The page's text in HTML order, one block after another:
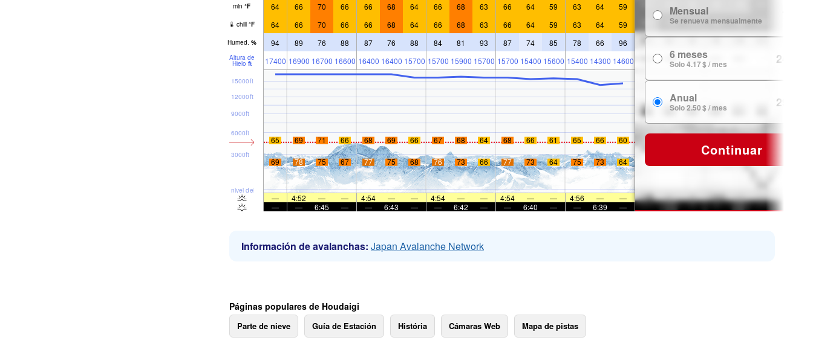
min °F 64 66 70 66 66 68 64 66 68 63 66 64 59 63 64 59
chill °F 64 66 70 66 66 68 64 66 68 63 66 64 59 63 64 59
Humed. % 94 89 76 88 87 76 88 84 81 93 87 74 85 78 66 96
Altura de
Hielo ft 17400 16900 16700 16600 16400 16400 15700 15700 15900 15700 15700 15400 15600 15400 14300 14600
nivel del mar
3000ft
6000ft
9000ft
12000ft
15000ft
65 69 71 66 68 69 66 67 68 64 68 66 61 65 66 60
69 78 75 67 77 75 68 76 73 66 77 73 64 75 73 64
— 4:52 — — 4:54 — — 4:54 — — 4:54 — — 4:56 —
—
—
— 6:45 — — 6:43 — — 6:42 — — 6:40 — — 6:39 —
Mensual
Se renueva mensualmente
6 meses
Solo 4.17 $ / mes 24.99 $
Anual
Solo 2.50 $ / mes 29.99 $
Continuar
Información de avalanchas: Japan Avalanche Network
Páginas populares de Houdaigi
Parte de nieve Guía de Estación História Cámaras Web Mapa de pistas